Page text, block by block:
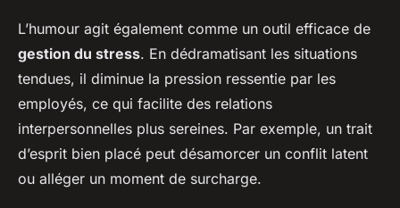
L’humour agit également comme un outil efficace de
gestion du stress. En dédramatisant les situations
tendues, il diminue la pression ressentie par les
employés, ce qui facilite des relations
interpersonnelles plus sereines. Par exemple, un trait
d’esprit bien placé peut désamorcer un conflit latent
ou alléger un moment de surcharge.